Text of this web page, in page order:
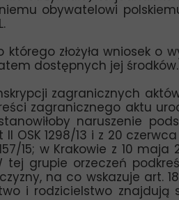
obywatelowi
złożyła wniosek o
dostępnych jej środków.
zagranicznych
zagranicznego aktu
naruszenie
OSK 1298/13 i z 20
15; w Krakowie z 10 maja
tej grupie orzeczeń
na co wskazuje art.
i rodzicielstwo